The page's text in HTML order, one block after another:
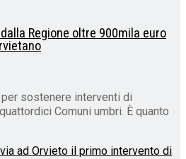
Regione oltre 900mila euro
sostenere interventi di
Comuni umbri. È quanto